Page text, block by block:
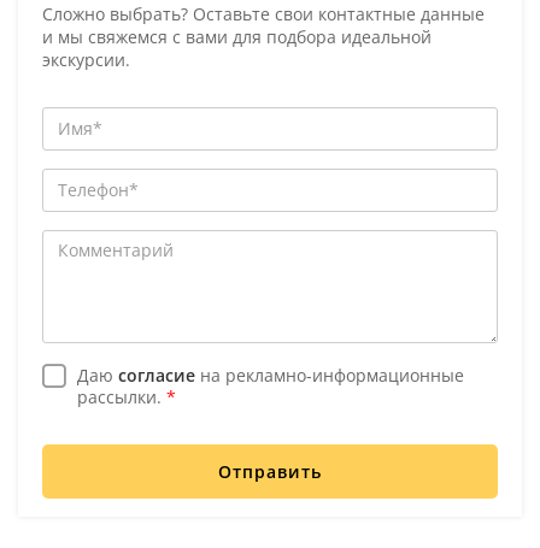
Сложно выбрать? Оставьте свои контактные данные
и мы свяжемся с вами для подбора идеальной
экскурсии.
Даю согласие на рекламно-информационные
рассылки. *
Отправить